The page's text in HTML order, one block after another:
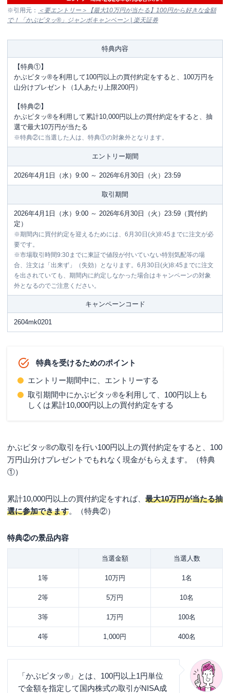
※引用元：
＜要エントリー＞【最大10万円が当たる】100円から好きな金額
で！「かぶピタッ®」ジャンボキャンペーン | 楽天証券
特典内容
【特典①】
かぶピタッ®を利用して100円以上の買付約定をすると、100万円を
山分けプレゼント（1人あたり上限200円）
【特典②】
かぶピタッ®を利用して累計10,000円以上の買付約定をすると、抽
選で最大10万円が当たる
※特典②に当選した人は、特典①の対象外となります。
エントリー期間
2026年4月1日（水）9:00 ～ 2026年6月30日（火）23:59
取引期間
2026年4月1日（水）9:00 ～ 2026年6月30日（火）23:59（買付約
定）
※期間内に買付約定を迎えるためには、6月30日(火)8:45までに注文が必
要です。
※市場取引時間9:30までに東証で値段が付いていない特別気配等の場
合、注文は「出来ず」（失効）となります。6月30日(火)8:45までに注文
を出されていても、期間内に約定しなかった場合はキャンペーンの対象
外となるのでご注意ください。
キャンペーンコード
2604mk0201
特典を受けるためのポイント
エントリー期間中に、エントリーする
取引期間中にかぶピタッ®を利用して、100円以上も
しくは累計10,000円以上の買付約定をする
かぶピタッ®の取引を行い100円以上の買付約定をすると、100
万円山分けプレゼントでもれなく現金がもらえます。（特典
①）
累計10,000円以上の買付約定をすれば、 最大10万円が当たる抽
選に参加できます。（特典②）
特典②の景品内容
当選金額 当選人数
1等 10万円 1名
2等 5万円 10名
3等 1万円 100名
4等 1,000円 400名
「かぶピタッ®」とは、100円以上1円単位
で金額を指定して国内株式の取引がNISA成